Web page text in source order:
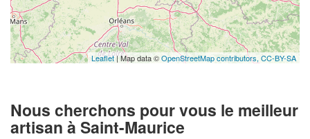
Leaflet| Map data ©OpenStreetMap contributors, CC-BY-SA
Nous cherchons pour vous le meilleur
artisan à Saint-Maurice